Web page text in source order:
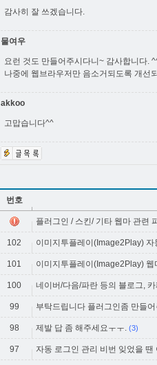
감사히 잘 쓰겠습니다.
물여우
요런 것도 만들어주시다니~ 감사합니다.
나중에 웹브라우저만 음소거되도록 개선
akkoo
고맙습니다^^
번호
플러그인 / 스킨/ 기타 웹마 관련
102 이미지투플레이(Image2Play) 자
101 이미지투플레이(Image2Play) 웹
100 네이버/다음/파란 등의 블로그,
99 부탁드립니다 플러그인좀 만들
98 제발 답 좀 해주세요ㅜㅜ. (3)
97 자동 로그인 관리 비번 잊었을 땐